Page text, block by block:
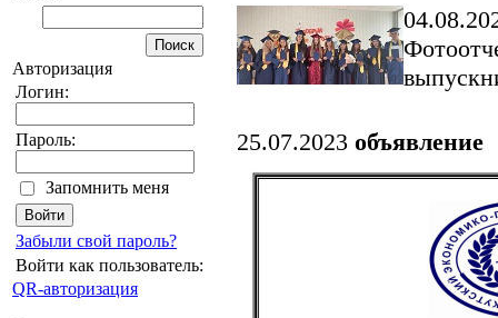
Авторизация
Логин:
Пароль:
Запомнить меня
Забыли свой пароль?
Войти как пользователь:
QR-авторизация
25.07.2023 объявление